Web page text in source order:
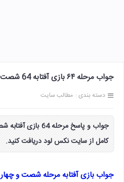
جواب مرحله ۶۴ بازی آفتابه 64 شصت و چهار پاسخ
دسته بندی : مطالب سایت
کامل از سایت نکس لود دریافت کنید.
جواب بازی آفتابه مرحله شصت و چهار